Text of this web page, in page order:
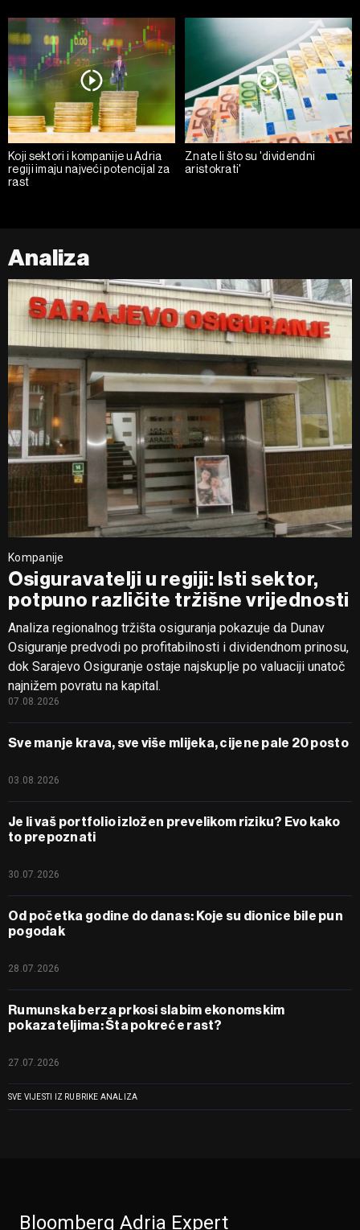
Koji sektori i kompanije u Adria
regiji imaju najveći potencijal za
rast
Znate li što su 'dividendni
aristokrati'
Analiza
Kompanije
Osiguravatelji u regiji: Isti sektor,
potpuno različite tržišne vrijednosti
Analiza regionalnog tržišta osiguranja pokazuje da Dunav
Osiguranje predvodi po profitabilnosti i dividendnom prinosu,
dok Sarajevo Osiguranje ostaje najskuplje po valuaciji unatoč
najnižem povratu na kapital.
07.08.2026
Sve manje krava, sve više mlijeka, cijene pale 20 posto
03.08.2026
Je li vaš portfolio izložen prevelikom riziku? Evo kako
to prepoznati
30.07.2026
Od početka godine do danas: Koje su dionice bile pun
pogodak
28.07.2026
Rumunska berza prkosi slabim ekonomskim
pokazateljima: Šta pokreće rast?
27.07.2026
SVE VIJESTI IZ RUBRIKE ANALIZA
Bloomberg Adria Expert